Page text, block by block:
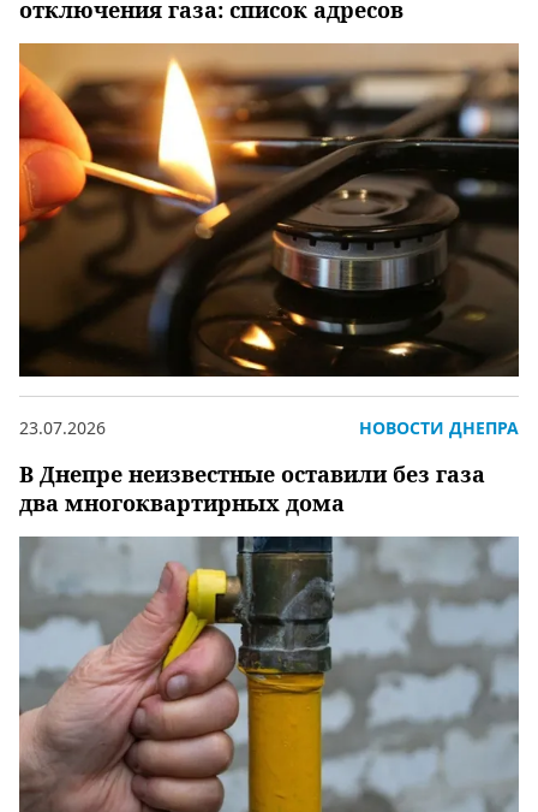
отключения газа: список адресов
В Днепре неизвестные оставили без газа
два многоквартирных дома
23.07.2026 НОВОСТИ ДНЕПРА